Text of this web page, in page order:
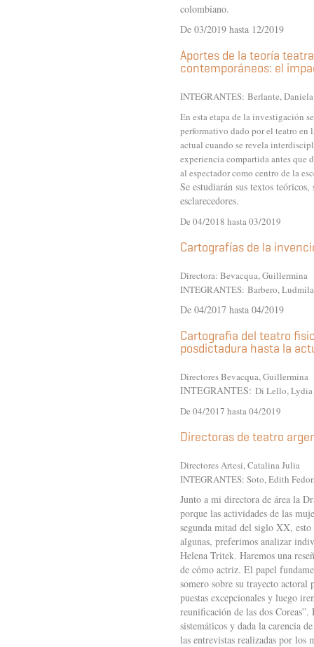
colombiano.
De 03/2019 hasta 12/2019
Aportes de la teoría
contemporáneos: el
INTEGRANTES: Berlante,
En esta etapa de la investigación
performativo dado por el teatro en
actual cuando se revela
experiencia compartida antes que
al espectador como centro de la
Se estudiarán sus textos
esclarecedores.
De 04/2018 hasta 03/2019
Cartografías de la
Directora: Bevacqua, Guillermina
INTEGRANTES: Barbero, Ludmila
De 04/2017 hasta 04/2019
Cartografia del teatro
posdictadura hasta la
Directores Bevacqua, Guillermina
INTEGRANTES: Di Lello, Lydia
De 04/2017 hasta 04/2019
Directoras de teatro
Directores Artesi, Catalina Julia
INTEGRANTES: Soto, Edith
Junto a mi directora de área la
porque las actividades de las
segunda mitad del siglo XX, esto
algunas, preferimos analizar
Helena Tritek. Haremos una
de cómo actriz. El papel
somero sobre su trayecto actoral
puestas excepcionales y luego
reunificación de las dos
sistemáticos y dada la carencia
las entrevistas realizadas por